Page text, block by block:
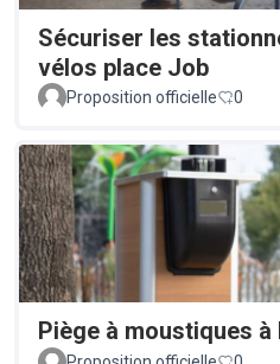
Sécuriser les
vélos place Job
Proposition officielle 0
Piège à moustiques à